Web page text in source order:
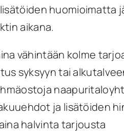
huomioimatta
aikana.
vähintään kolme
syksyyn tai
ja lisätöiden
halvinta tarjousta